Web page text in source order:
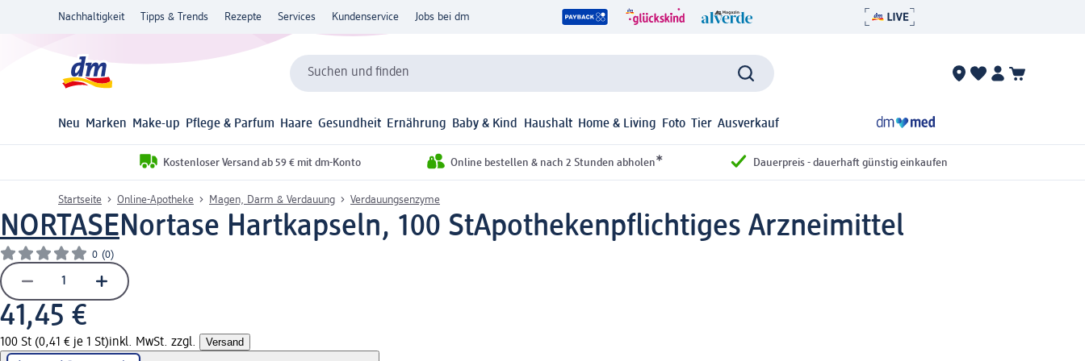
Nachhaltigkeit Tipps & Trends Rezepte Services Kundenservice Jobs bei dm
Suchen und finden
Neu Marken Make-up Pflege & Parfum Haare Gesundheit Ernährung Baby & Kind Haushalt Home & Living Foto Tier Ausverkauf
Kostenloser Versand ab 59 € mit dm-Konto Online bestellen & nach 2 Stunden abholen* Dauerpreis - dauerhaft günstig einkaufen
Startseite Online-Apotheke Magen, Darm & Verdauung Verdauungsenzyme
NORTASENortase Hartkapseln, 100 StApothekenpflichtiges Arzneimittel
0 (0)
41,45 €
100 St (0,41 € je 1 St)inkl. MwSt. zzgl. Versand